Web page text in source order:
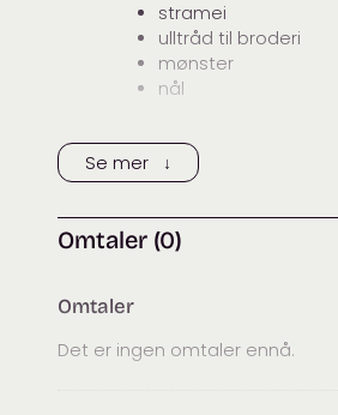
stramei
ulltråd til broderi
mønster
nål
Se mer ↓
Omtaler (0)
Omtaler
Det er ingen omtaler ennå.